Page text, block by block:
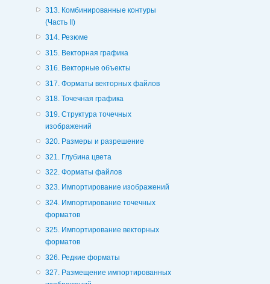
313. Комбинированные контуры
(Часть II)
314. Резюме
315. Векторная графика
316. Векторные объекты
317. Форматы векторных файлов
318. Точечная графика
319. Структура точечных
изображений
320. Размеры и разрешение
321. Глубина цвета
322. Форматы файлов
323. Импортирование изображений
324. Импортирование точечных
форматов
325. Импортирование векторных
форматов
326. Редкие форматы
327. Размещение импортированных